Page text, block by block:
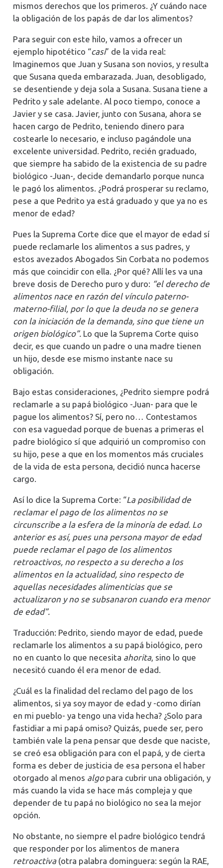
mismos derechos que los primeros. ¿Y cuándo nace
la obligación de los papás de dar los alimentos?
Para seguir con este hilo, vamos a ofrecer un
ejemplo hipotético “casi” de la vida real:
Imaginemos que Juan y Susana son novios, y resulta
que Susana queda embarazada. Juan, desobligado,
se desentiende y deja sola a Susana. Susana tiene a
Pedrito y sale adelante. Al poco tiempo, conoce a
Javier y se casa. Javier, junto con Susana, ahora se
hacen cargo de Pedrito, teniendo dinero para
costearle lo necesario, e incluso pagándole una
excelente universidad. Pedrito, recién graduado,
que siempre ha sabido de la existencia de su padre
biológico -Juan-, decide demandarlo porque nunca
le pagó los alimentos. ¿Podrá prosperar su reclamo,
pese a que Pedrito ya está graduado y que ya no es
menor de edad?
Pues la Suprema Corte dice que el mayor de edad sí
puede reclamarle los alimentos a sus padres, y
estos avezados Abogados Sin Corbata no podemos
más que coincidir con ella. ¿Por qué? Allí les va una
breve dosis de Derecho puro y duro: “el derecho de
alimentos nace en razón del vínculo paterno-
materno-filial, por lo que la deuda no se genera
con la iniciación de la demanda, sino que tiene un
origen biológico”. Lo que la Suprema Corte quiso
decir, es que cuando un padre o una madre tienen
un hijo, desde ese mismo instante nace su
obligación.
Bajo estas consideraciones, ¿Pedrito siempre podrá
reclamarle a su papá biológico -Juan- para que le
pague los alimentos? Sí, pero no… Contestamos
con esa vaguedad porque de buenas a primeras el
padre biológico sí que adquirió un compromiso con
su hijo, pese a que en los momentos más cruciales
de la vida de esta persona, decidió nunca hacerse
cargo.
Así lo dice la Suprema Corte: “La posibilidad de
reclamar el pago de los alimentos no se
circunscribe a la esfera de la minoría de edad. Lo
anterior es así, pues una persona mayor de edad
puede reclamar el pago de los alimentos
retroactivos, no respecto a su derecho a los
alimentos en la actualidad, sino respecto de
aquellas necesidades alimenticias que se
actualizaron y no se subsanaron cuando era menor
de edad”.
Traducción: Pedrito, siendo mayor de edad, puede
reclamarle los alimentos a su papá biológico, pero
no en cuanto lo que necesita ahorita, sino lo que
necesitó cuando él era menor de edad.
¿Cuál es la finalidad del reclamo del pago de los
alimentos, si ya soy mayor de edad y -como dirían
en mi pueblo- ya tengo una vida hecha? ¿Solo para
fastidiar a mi papá omiso? Quizás, puede ser, pero
también vale la pena pensar que desde que naciste,
se creó esa obligación para con el papá, y de cierta
forma es deber de justicia de esa persona el haber
otorgado al menos algo para cubrir una obligación, y
más cuando la vida se hace más compleja y que
depender de tu papá no biológico no sea la mejor
opción.
No obstante, no siempre el padre biológico tendrá
que responder por los alimentos de manera
retroactiva (otra palabra dominguera: según la RAE,